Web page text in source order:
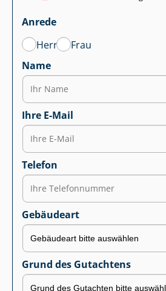
Anrede
Herr
Frau
Name
Ihre E-Mail
Telefon
Gebäudeart
Grund des Gutachtens